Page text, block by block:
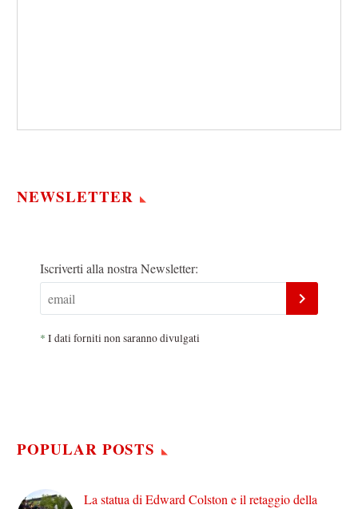
NEWSLETTER
Iscriverti alla nostra Newsletter:
* I dati forniti non saranno divulgati
POPULAR POSTS
La statua di Edward Colston e il retaggio della